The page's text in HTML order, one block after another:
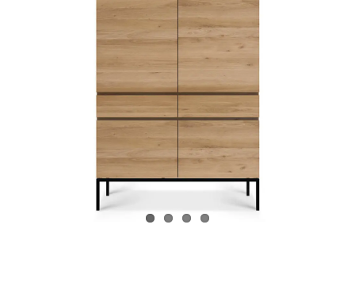
Juvenil
Accesorios
Marcas
Tiendas